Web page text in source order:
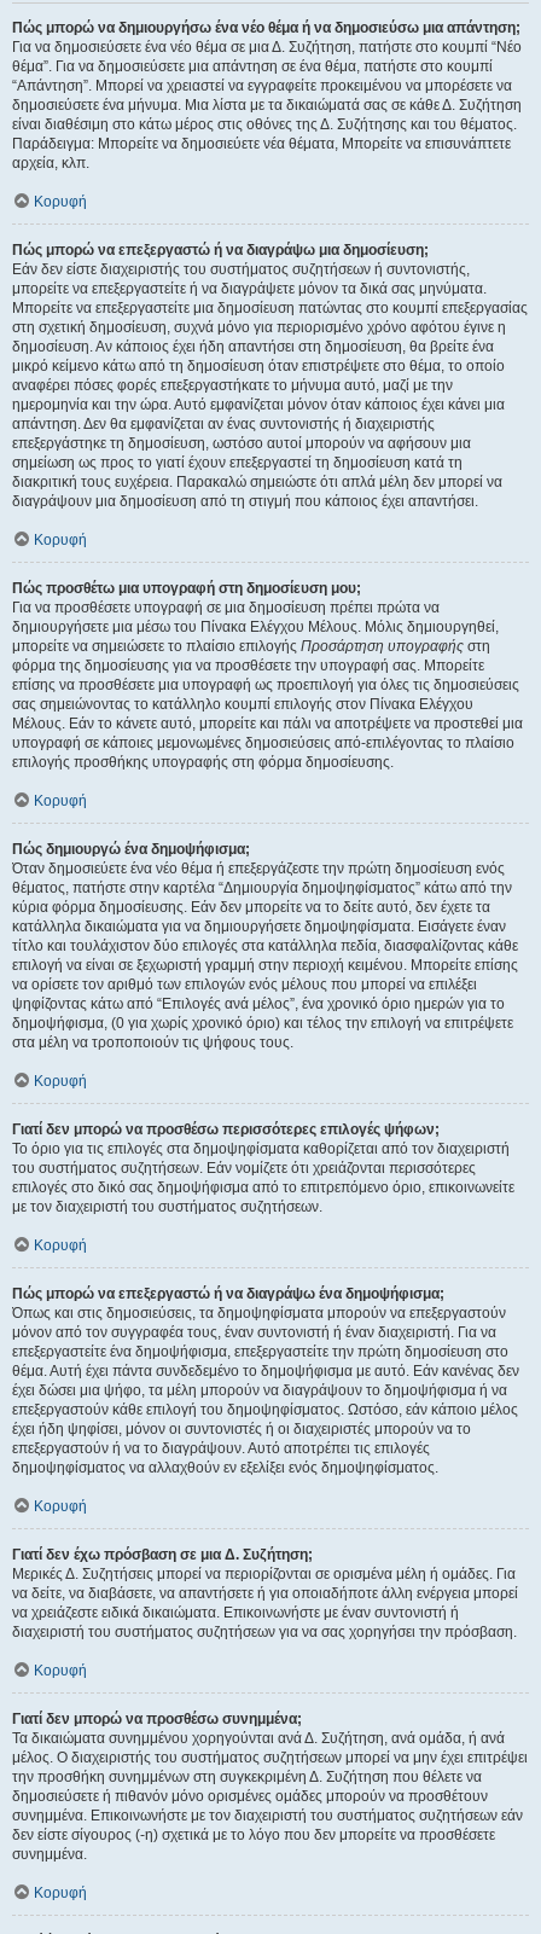
Πώς μπορώ να δημιουργήσω ένα νέο θέμα ή να δημοσιεύσω μια απάντηση;
Για να δημοσιεύσετε ένα νέο θέμα σε μια Δ. Συζήτηση, πατήστε στο κουμπί “Νέο
θέμα”. Για να δημοσιεύσετε μια απάντηση σε ένα θέμα, πατήστε στο κουμπί
“Απάντηση”. Μπορεί να χρειαστεί να εγγραφείτε προκειμένου να μπορέσετε να
δημοσιεύσετε ένα μήνυμα. Μια λίστα με τα δικαιώματά σας σε κάθε Δ. Συζήτηση
είναι διαθέσιμη στο κάτω μέρος στις οθόνες της Δ. Συζήτησης και του θέματος.
Παράδειγμα: Μπορείτε να δημοσιεύετε νέα θέματα, Μπορείτε να επισυνάπτετε
αρχεία, κλπ.
Κορυφή
Πώς μπορώ να επεξεργαστώ ή να διαγράψω μια δημοσίευση;
Εάν δεν είστε διαχειριστής του συστήματος συζητήσεων ή συντονιστής,
μπορείτε να επεξεργαστείτε ή να διαγράψετε μόνον τα δικά σας μηνύματα.
Μπορείτε να επεξεργαστείτε μια δημοσίευση πατώντας στο κουμπί επεξεργασίας
στη σχετική δημοσίευση, συχνά μόνο για περιορισμένο χρόνο αφότου έγινε η
δημοσίευση. Αν κάποιος έχει ήδη απαντήσει στη δημοσίευση, θα βρείτε ένα
μικρό κείμενο κάτω από τη δημοσίευση όταν επιστρέψετε στο θέμα, το οποίο
αναφέρει πόσες φορές επεξεργαστήκατε το μήνυμα αυτό, μαζί με την
ημερομηνία και την ώρα. Αυτό εμφανίζεται μόνον όταν κάποιος έχει κάνει μια
απάντηση. Δεν θα εμφανίζεται αν ένας συντονιστής ή διαχειριστής
επεξεργάστηκε τη δημοσίευση, ωστόσο αυτοί μπορούν να αφήσουν μια
σημείωση ως προς το γιατί έχουν επεξεργαστεί τη δημοσίευση κατά τη
διακριτική τους ευχέρεια. Παρακαλώ σημειώστε ότι απλά μέλη δεν μπορεί να
διαγράψουν μια δημοσίευση από τη στιγμή που κάποιος έχει απαντήσει.
Κορυφή
Πώς προσθέτω μια υπογραφή στη δημοσίευση μου;
Για να προσθέσετε υπογραφή σε μια δημοσίευση πρέπει πρώτα να
δημιουργήσετε μια μέσω του Πίνακα Ελέγχου Μέλους. Μόλις δημιουργηθεί,
μπορείτε να σημειώσετε το πλαίσιο επιλογής Προσάρτηση υπογραφής στη
φόρμα της δημοσίευσης για να προσθέσετε την υπογραφή σας. Μπορείτε
επίσης να προσθέσετε μια υπογραφή ως προεπιλογή για όλες τις δημοσιεύσεις
σας σημειώνοντας το κατάλληλο κουμπί επιλογής στον Πίνακα Ελέγχου
Μέλους. Εάν το κάνετε αυτό, μπορείτε και πάλι να αποτρέψετε να προστεθεί μια
υπογραφή σε κάποιες μεμονωμένες δημοσιεύσεις από-επιλέγοντας το πλαίσιο
επιλογής προσθήκης υπογραφής στη φόρμα δημοσίευσης.
Κορυφή
Πώς δημιουργώ ένα δημοψήφισμα;
Όταν δημοσιεύετε ένα νέο θέμα ή επεξεργάζεστε την πρώτη δημοσίευση ενός
θέματος, πατήστε στην καρτέλα “Δημιουργία δημοψηφίσματος” κάτω από την
κύρια φόρμα δημοσίευσης. Εάν δεν μπορείτε να το δείτε αυτό, δεν έχετε τα
κατάλληλα δικαιώματα για να δημιουργήσετε δημοψηφίσματα. Εισάγετε έναν
τίτλο και τουλάχιστον δύο επιλογές στα κατάλληλα πεδία, διασφαλίζοντας κάθε
επιλογή να είναι σε ξεχωριστή γραμμή στην περιοχή κειμένου. Μπορείτε επίσης
να ορίσετε τον αριθμό των επιλογών ενός μέλους που μπορεί να επιλέξει
ψηφίζοντας κάτω από “Επιλογές ανά μέλος”, ένα χρονικό όριο ημερών για το
δημοψήφισμα, (0 για χωρίς χρονικό όριο) και τέλος την επιλογή να επιτρέψετε
στα μέλη να τροποποιούν τις ψήφους τους.
Κορυφή
Γιατί δεν μπορώ να προσθέσω περισσότερες επιλογές ψήφων;
Το όριο για τις επιλογές στα δημοψηφίσματα καθορίζεται από τον διαχειριστή
του συστήματος συζητήσεων. Εάν νομίζετε ότι χρειάζονται περισσότερες
επιλογές στο δικό σας δημοψήφισμα από το επιτρεπόμενο όριο, επικοινωνείτε
με τον διαχειριστή του συστήματος συζητήσεων.
Κορυφή
Πώς μπορώ να επεξεργαστώ ή να διαγράψω ένα δημοψήφισμα;
Όπως και στις δημοσιεύσεις, τα δημοψηφίσματα μπορούν να επεξεργαστούν
μόνον από τον συγγραφέα τους, έναν συντονιστή ή έναν διαχειριστή. Για να
επεξεργαστείτε ένα δημοψήφισμα, επεξεργαστείτε την πρώτη δημοσίευση στο
θέμα. Αυτή έχει πάντα συνδεδεμένο το δημοψήφισμα με αυτό. Εάν κανένας δεν
έχει δώσει μια ψήφο, τα μέλη μπορούν να διαγράψουν το δημοψήφισμα ή να
επεξεργαστούν κάθε επιλογή του δημοψηφίσματος. Ωστόσο, εάν κάποιο μέλος
έχει ήδη ψηφίσει, μόνον οι συντονιστές ή οι διαχειριστές μπορούν να το
επεξεργαστούν ή να το διαγράψουν. Αυτό αποτρέπει τις επιλογές
δημοψηφίσματος να αλλαχθούν εν εξελίξει ενός δημοψηφίσματος.
Κορυφή
Γιατί δεν έχω πρόσβαση σε μια Δ. Συζήτηση;
Μερικές Δ. Συζητήσεις μπορεί να περιορίζονται σε ορισμένα μέλη ή ομάδες. Για
να δείτε, να διαβάσετε, να απαντήσετε ή για οποιαδήποτε άλλη ενέργεια μπορεί
να χρειάζεστε ειδικά δικαιώματα. Επικοινωνήστε με έναν συντονιστή ή
διαχειριστή του συστήματος συζητήσεων για να σας χορηγήσει την πρόσβαση.
Κορυφή
Γιατί δεν μπορώ να προσθέσω συνημμένα;
Τα δικαιώματα συνημμένου χορηγούνται ανά Δ. Συζήτηση, ανά ομάδα, ή ανά
μέλος. Ο διαχειριστής του συστήματος συζητήσεων μπορεί να μην έχει επιτρέψει
την προσθήκη συνημμένων στη συγκεκριμένη Δ. Συζήτηση που θέλετε να
δημοσιεύσετε ή πιθανόν μόνο ορισμένες ομάδες μπορούν να προσθέτουν
συνημμένα. Επικοινωνήστε με τον διαχειριστή του συστήματος συζητήσεων εάν
δεν είστε σίγουρος (-η) σχετικά με το λόγο που δεν μπορείτε να προσθέσετε
συνημμένα.
Κορυφή